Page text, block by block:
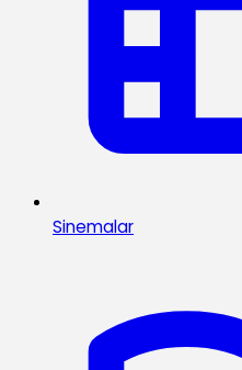
Sinemalar